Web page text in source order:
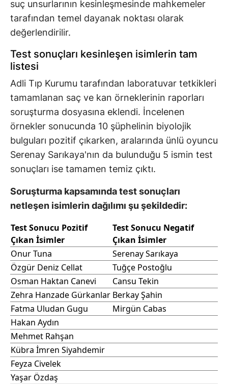
suç unsurlarının kesinleşmesinde mahkemeler
tarafından temel dayanak noktası olarak
değerlendirilir.
Test sonuçları kesinleşen isimlerin tam
listesi
Adli Tıp Kurumu tarafından laboratuvar tetkikleri
tamamlanan saç ve kan örneklerinin raporları
soruşturma dosyasına eklendi. İncelenen
örnekler sonucunda 10 şüphelinin biyolojik
bulguları pozitif çıkarken, aralarında ünlü oyuncu
Serenay Sarıkaya'nın da bulunduğu 5 ismin test
sonuçları ise tamamen temiz çıktı.
Soruşturma kapsamında test sonuçları
netleşen isimlerin dağılımı şu şekildedir:
Test Sonucu Pozitif
Çıkan İsimler
Test Sonucu Negatif
Çıkan İsimler
Onur Tuna
Serenay Sarıkaya
Özgür Deniz Cellat
Tuğçe Postoğlu
Osman Haktan Canevi
Cansu Tekin
Zehra Hanzade Gürkanlar Berkay Şahin
Fatma Uludan Gugu
Mirgün Cabas
Hakan Aydın
Mehmet Rahşan
Kübra İmren Siyahdemir
Feyza Civelek
Yaşar Özdaş